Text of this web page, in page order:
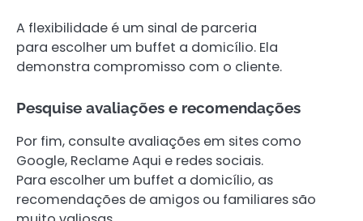
A flexibilidade é um sinal de parceria
para escolher um buffet a domicílio. Ela
demonstra compromisso com o cliente.
Pesquise avaliações e recomendações
Por fim, consulte avaliações em sites como
Google, Reclame Aqui e redes sociais.
Para escolher um buffet a domicílio, as
recomendações de amigos ou familiares são